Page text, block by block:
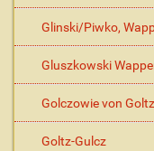
Glinski/Piwko,
Gluszkowski
Golczowie von
Goltz-Gulcz